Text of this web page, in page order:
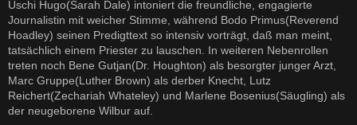
Uschi Hugo(Sarah Dale) intoniert die freundliche, engagierte
Journalistin mit weicher Stimme, während Bodo Primus(Reverend
Hoadley) seinen Predigttext so intensiv vorträgt, daß man meint,
tatsächlich einem Priester zu lauschen. In weiteren Nebenrollen
treten noch Bene Gutjan(Dr. Houghton) als besorgter junger Arzt,
Marc Gruppe(Luther Brown) als derber Knecht, Lutz
Reichert(Zechariah Whateley) und Marlene Bosenius(Säugling) als
der neugeborene Wilbur auf.